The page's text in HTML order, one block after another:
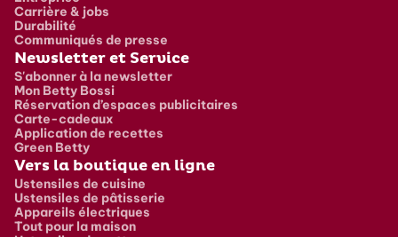
Carrière & jobs
Durabilité
Communiqués de presse
Newsletter et Service
S'abonner à la newsletter
Mon Betty Bossi
Réservation d’espaces publicitaires
Carte-cadeaux
Application de recettes
Green Betty
Vers la boutique en ligne
Ustensiles de cuisine
Ustensiles de pâtisserie
Appareils électriques
Tout pour la maison